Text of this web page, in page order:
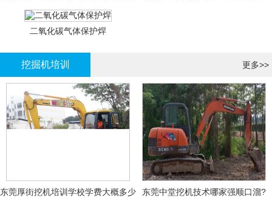
拿证？
二氧化碳气体保护焊
挖掘机培训 更多>>
东莞厚街挖机培训学校学费大概多少 东莞中堂挖机技术哪家强顺口溜?